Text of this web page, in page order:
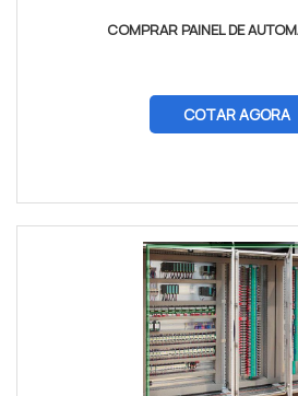
COMPRAR PAINEL DE
COTAR AGORA